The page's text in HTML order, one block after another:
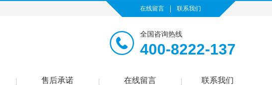
在线留言 联系我们
全国咨询热线
400-8222-137
售后承诺 在线留言 联系我们